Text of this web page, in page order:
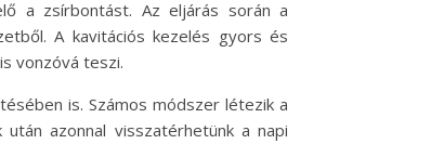
a zsírbontást. Az eljárás során a
A kavitációs kezelés gyors és
vonzóvá teszi.
is. Számos módszer létezik a
azonnal visszatérhetünk a napi